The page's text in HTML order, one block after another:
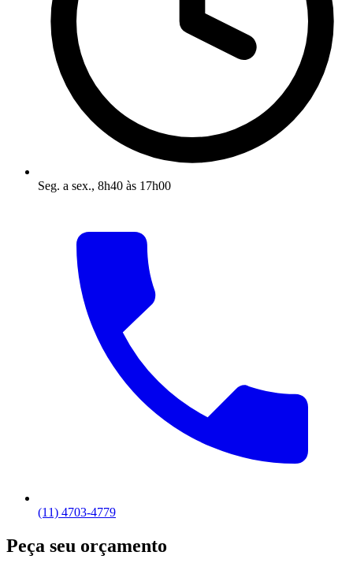
Seg. a sex., 8h40 às 17h00
(11) 4703-4779
Peça seu orçamento